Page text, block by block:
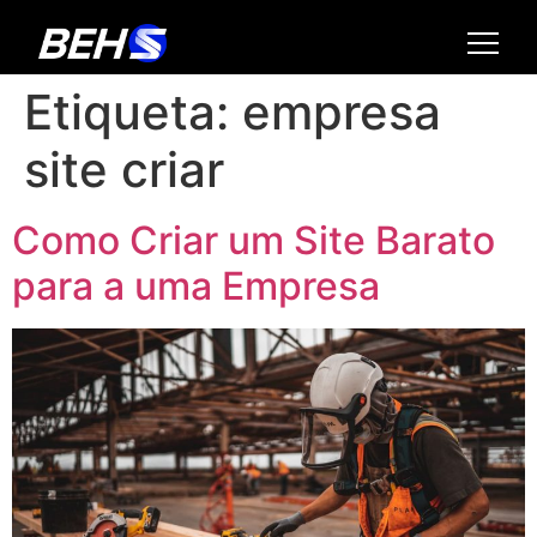
Etiqueta: empresa
site criar
Como Criar um Site Barato
para a uma Empresa